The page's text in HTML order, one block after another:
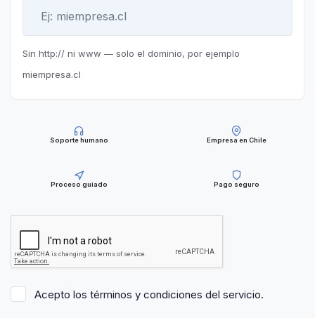
Sin http:// ni www — solo el dominio, por ejemplo
miempresa.cl
Soporte humano Empresa en Chile
Proceso guiado Pago seguro
Acepto los términos y condiciones del servicio.